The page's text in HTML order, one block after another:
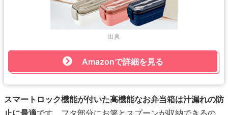
出典
Amazonで詳細を見る
スマートロック機能が付いた高機能なお弁当箱は汁漏れの防